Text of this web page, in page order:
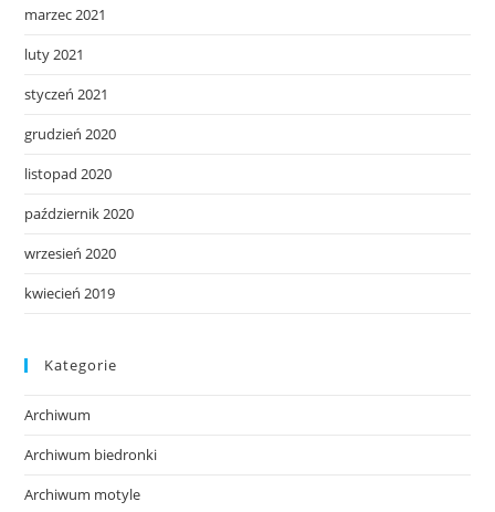
marzec 2021
luty 2021
styczeń 2021
grudzień 2020
listopad 2020
październik 2020
wrzesień 2020
kwiecień 2019
Kategorie
Archiwum
Archiwum biedronki
Archiwum motyle